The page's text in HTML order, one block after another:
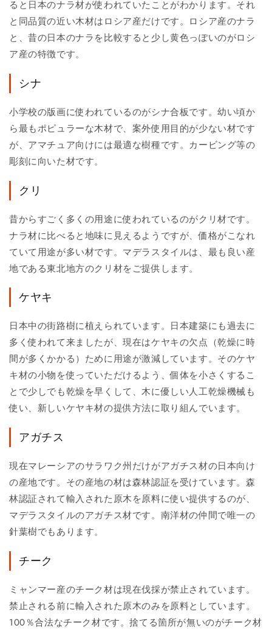
ると日本のナラ材が使われていたことがわかります。それ
と同品質の近い木材はロシア産だけです。ロシア産のナラ
と、昔の日本のナラを比較すると少し黄色っぽいのがロシ
ア産の特徴です。
シナ
小学校の版画に使われているのがシナ合板です。幼い頃か
ら最もポピュラーな木材で、案外使用目的が少ない材です
が、アマチュア向けには最適な樹種です。カービング等の
彫刻に向いた材です。
クリ
昔からすごく多くの用途に使われているのがクリ材です。
ナラ材に比べると地味に見えるようですが、価格がこなれ
ていて用途が多い材です。マデラスタイルは、最も良い産
地である東北地方のクリ材をご提供します。
ケヤキ
日本中の街路樹に植えられています。日本建築にも過去に
多く使われて来ましたが、現在はケヤキの欠点（乾燥に時
間が多くかかる）ために用途が激減しています。そのケヤ
キ材の小物を使っていただけるよう、個体を小さくするこ
とで少しでも乾燥を早くして、木に優しい人工乾燥機械も
使い、新しいケヤキ材の提供方法に取り組んでいます。
アガチス
現在マレーシアのサラワク州だけがアガチス材の日本向け
の産地です。その産地の材は森林認証を受けています。森
林認証されて輸入された原木を原料に使い提供するのが、
マデラスタイルのアガチス材です。南洋材の仲間で唯一の
針葉樹でもあります。
チーク
ミャンマー産のチーク材は現在伐採が禁止されています。
禁止される前に輸入された原木のみを原料としています。
100％合法なチーク材です。捨てる箇所が無いのがチーク材